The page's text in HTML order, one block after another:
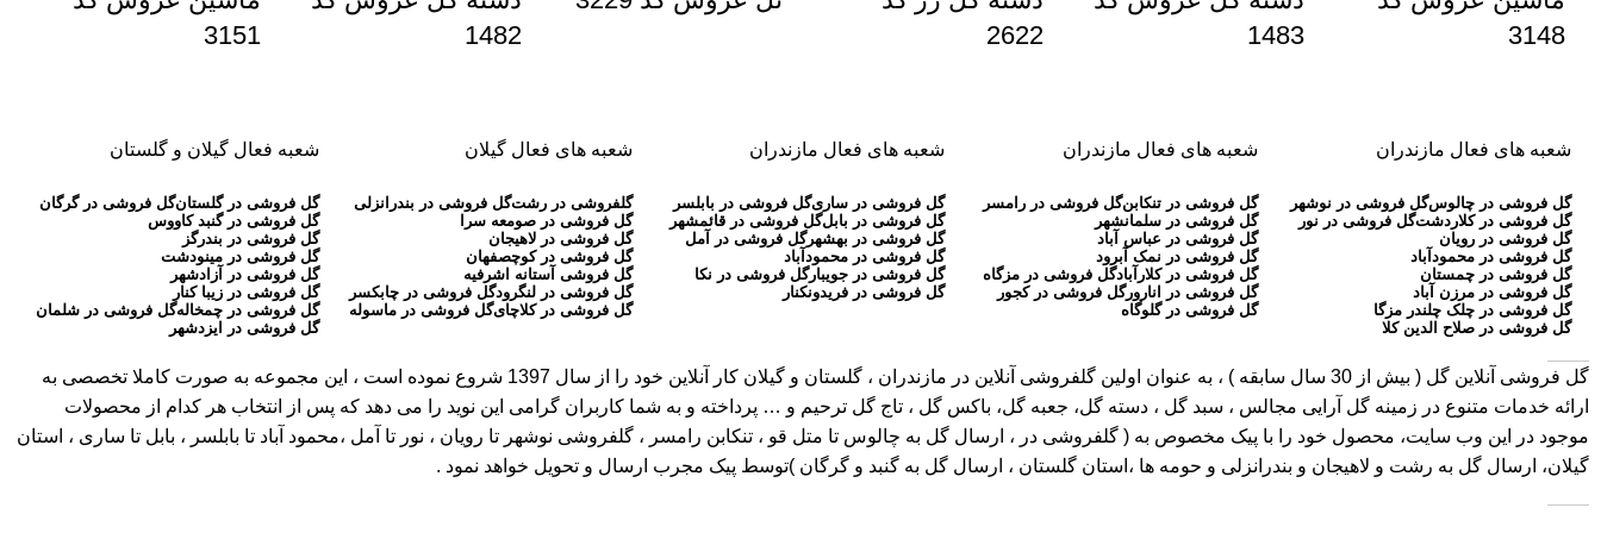
3148
1483
2622
1482
3151
شعبه های فعال مازندران
گل فروشی در چالوسگل فروشی در نوشهر
گل فروشی در کلاردشتگل فروشی در نور
گل فروشی در رویان
گل فروشی در محمودآباد
گل فروشی در چمستان
گل فروشی در مرزن آباد
گل فروشی در چلک چلندر مزگا
گل فروشی در صلاح الدین کلا
شعبه های فعال مازندران
گل فروشی در تنکابنگل فروشی در رامسر
گل فروشی در سلمانشهر
گل فروشی در عباس آباد
گل فروشی در نمک آبرود
گل فروشی در کلارآبادگل فروشی در مزگاه
گل فروشی در انارورگل فروشی در کجور
گل فروشی در گلوگاه
شعبه های فعال مازندران
گل فروشی در ساریگل فروشی در بابلسر
گل فروشی در بابلگل فروشی در قائمشهر
گل فروشی در بهشهرگل فروشی در آمل
گل فروشی در محمودآباد
گل فروشی در جویبارگل فروشی در نکا
گل فروشی در فریدونکنار
شعبه های فعال گیلان
گلفروشی در رشتگل فروشی در بندرانزلی
گل فروشی در صومعه سرا
گل فروشی در لاهیجان
گل فروشی در کوچصفهان
گل فروشی آستانه اشرفیه
گل فروشی در لنگرودگل فروشی در چابکسر
گل فروشی در کلاچایگل فروشی در ماسوله
شعبه فعال گیلان و گلستان
گل فروشی در گلستانگل فروشی در گرگان
گل فروشی در گنبد کاووس
گل فروشی در بندرگز
گل فروشی در مینودشت
گل فروشی در آزادشهر
گل فروشی در زیبا کنار
گل فروشی در چمخالهگل فروشی در شلمان
گل فروشی در ایزدشهر
گل فروشی آنلاین گل
( بیش از 30 سال سابقه ) ، به عنوان اولین گلفروشی آنلاین در مازندران ، گلستان و گیلان کار آنلاین خود را از سال 1397 شروع نموده است ، این مجموعه به صورت کاملا تخصصی به
ارائه خدمات متنوع در زمینه گل آرایی مجالس ، سبد گل ، دسته گل، جعبه گل، باکس گل ، تاج گل ترحیم و … پرداخته و به شما کاربران گرامی این نوید را می دهد که پس از انتخاب هر کدام از محصولات
موجود در این وب سایت، محصول خود را با پیک مخصوص به ( گلفروشی در ، ارسال گل به چالوس تا متل قو ، تنکابن رامسر ، گلفروشی نوشهر تا رویان ، نور تا آمل ،محمود آباد تا بابلسر ، بابل تا ساری ، استان
گیلان، ارسال گل به رشت و لاهیجان و بندرانزلی و حومه ها ،استان گلستان ، ارسال گل به گنبد و گرگان )توسط پیک مجرب ارسال و تحویل خواهد نمود .